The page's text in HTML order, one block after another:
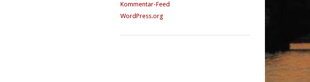
Kommentar-Feed
WordPress.org